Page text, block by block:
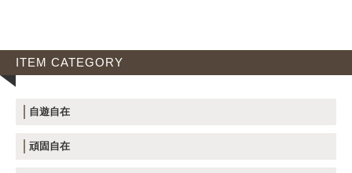
ITEM CATEGORY
自遊自在
頑固自在